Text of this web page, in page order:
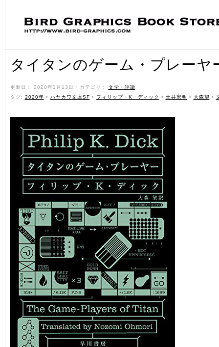
タイタンのゲーム・プレーヤ
更新日： 2020年3月13日 ˑ カテゴリ： 文学・評論 ˑ
タグ: 2020年 • ハヤカワ文庫SF • フィリップ・K・ディック • 土井宏明 • 大森望 •